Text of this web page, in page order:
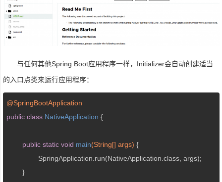
与任何其他Spring Boot应用程序一样，Initializer会自动创建适当
的入口点类来运行应用程序：
@SpringBootApplication
public class NativeApplication {
public static void main(String[] args) {
	}